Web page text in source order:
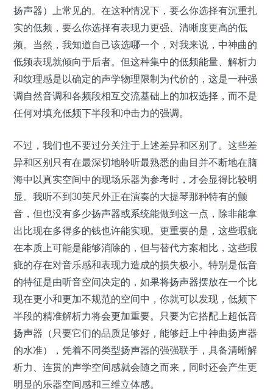
扬声器）上常见的。在这种情况下，要么你选择有沉重扎
实的低频，要么你选择有表现力更强、清晰度更高的低
频。当然，我知道自己该选哪一个，对我来说，中神曲的
低频表现就倾向于后者。但这种集中的低频能量、解析力
和纹理感是以确定的声学物理限制为代价的，这是一种强
调自然音调和各频段相互交流基础上的加权选择，而不是
任何对填充低频下半段和冲击力的强调。
不过，我们也不要过分关注于上述差异和区别了。这些差
异和区别只有在最深切地聆听最熟悉的曲目并不断地在脑
海中以真实空间中的现场乐器为参考时，才会显得比较明
显。我听不到30英尺外正在演奏的大提琴那种特有的颤
音，但也没有多少扬声器或系统能做到这一点，除非能拿
出比现在多得多的钱也许能实现。更重要的是，这些瑕疵
在本质上可能是能够消除的，但与替代方案相比，这些瑕
疵的存在对音乐感和表现力造成的损失极小。特别是低音
的特征是由听音空间决定的，如果将扬声器摆放在一个比
现在更小和更加不规范的空间中，你就可以发现，低频下
半段的精准解析力将会更加重要。只要为它搭配上超低音
扬声器（只要它们的品质足够好，能够赶上中神曲扬声器
的水准），凭着不同类型扬声器的强强联手，具备清晰解
析力、连贯的声学空间感就会随之而来，同时还会产生更
明显的乐器空间感和三维立体感。